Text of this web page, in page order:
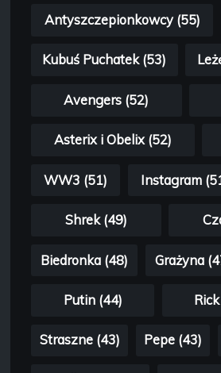
Antyszczepionkowcy (55)
Kubuś Puchatek (53)
Avengers (52)
Asterix i Obelix (52)
WW3 (51) Instagram
Shrek (49)
Biedronka (48) Grażyna
Putin (44)
Straszne (43) Pepe (43)